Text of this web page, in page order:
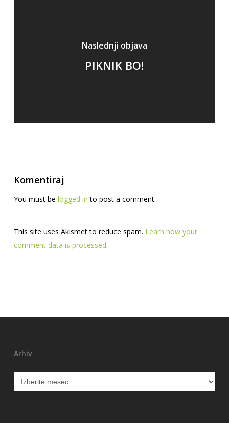
Naslednji objava
PIKNIK BO!
Komentiraj
You must be logged in to post a comment.
This site uses Akismet to reduce spam. Learn how your
comment data is processed.
Arhiv
Arhiv